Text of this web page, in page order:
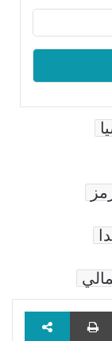
عبر البريد طباعة